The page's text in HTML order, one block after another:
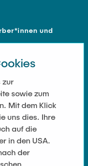
und
zur
sowie zum
Mit dem Klick
uns dies. Ihre
auf die
in den USA.
der